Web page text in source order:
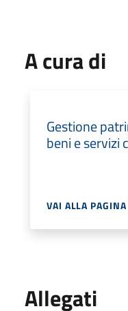
A cura di
Gestione
beni e servizi
VAI ALLA PAGINA
Allegati